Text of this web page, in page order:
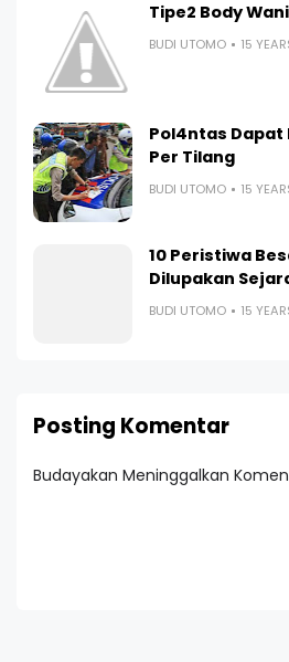
Tipe2 Body
BUDI UTOMO 15
Pol4ntas Dapat
Per Tilang
BUDI UTOMO 15
10 Peristiwa
Dilupakan
BUDI UTOMO 15
Posting Komentar
Budayakan Meninggalkan